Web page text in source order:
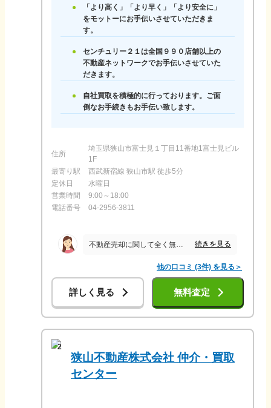
「より高く」「より早く」「より安全に」
をモットーにお手伝いさせていただきま
す。
センチュリー２１は全国９９０店舗以上の
不動産ネットワークでお手伝いさせていた
だきます。
自社買取を積極的に行っております。ご面
倒なお手続きもお手伝い致します。
住所
埼玉県狭山市富士見１丁目11番地1富士見ビル
1F
最寄り駅
西武新宿線 狭山市駅 徒歩5分
定休日
水曜日
営業時間
9:00～18:00
電話番号
04-2956-3811
続きを見る
他の口コミ (3件) を見る＞
詳しく見る 無料査定
2
狭山不動産株式会社 仲介・買取
センター